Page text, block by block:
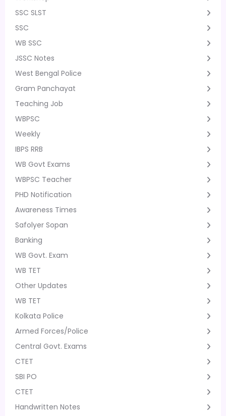
SSC SLST
SSC
WB SSC
JSSC Notes
West Bengal Police
Gram Panchayat
Teaching Job
WBPSC
Weekly
IBPS RRB
WB Govt Exams
WBPSC Teacher
PHD Notification
Awareness Times
Safolyer Sopan
Banking
WB Govt. Exam
WB TET
Other Updates
WB TET
Kolkata Police
Armed Forces/Police
Central Govt. Exams
CTET
SBI PO
CTET
Handwritten Notes